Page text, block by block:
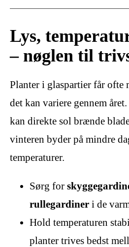
Lys,
– nøglen til
Planter i glaspartier får ofte
det kan variere gennem
kan direkte sol brænde
vinteren byder på mindre
temperaturer.
Sørg for
rullegardiner i de
Hold temperaturen
planter trives bedst